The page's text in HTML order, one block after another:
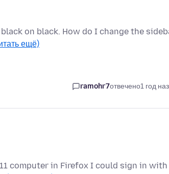
on black. How do I change the
ещё)
ramohr7отвечено1 год
computer in Firefox I could sign in with